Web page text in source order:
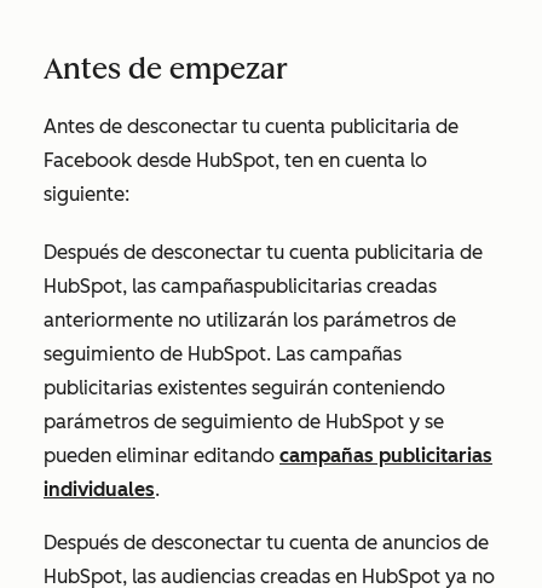
Antes de empezar
Antes de desconectar tu cuenta publicitaria de
Facebook desde HubSpot, ten en cuenta lo
siguiente:
Después de desconectar tu cuenta publicitaria de
HubSpot, las campañaspublicitarias creadas
anteriormente no utilizarán los parámetros de
seguimiento de HubSpot. Las campañas
publicitarias existentes seguirán conteniendo
parámetros de seguimiento de HubSpot y se
pueden eliminar editando campañas publicitarias
individuales.
Después de desconectar tu cuenta de anuncios de
HubSpot, las audiencias creadas en HubSpot ya no